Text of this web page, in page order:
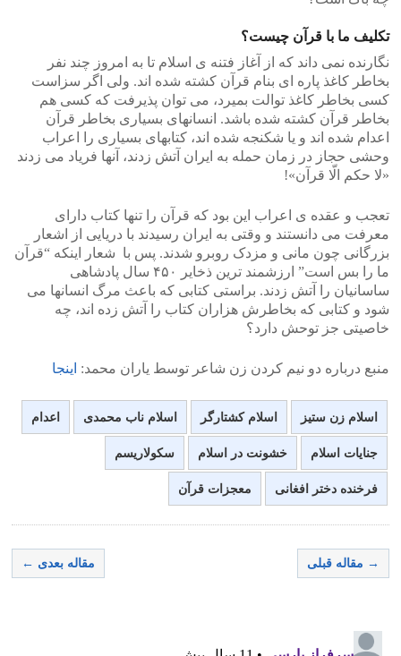
تکلیف ما با قرآن چیست؟
نگارنده نمی داند که از آغاز فتنه ی اسلام تا به امروز چند نفر
بخاطر کاغذ پاره ای بنام قرآن کشته شده اند. ولی اگر سزاست
کسی بخاطر کاغذ توالت بمیرد، می توان پذیرفت که کسی هم
بخاطر قرآن کشته شده باشد. انسانهای بسیاری بخاطر قرآن
اعدام شده اند و یا شکنجه شده اند، کتابهای بسیاری را اعراب
وحشی حجاز در زمان حمله به ایران آتش زدند، آنها فریاد می زدند
«لا حکم الّا قرآن»!
تعجب و عقده ی اعراب این بود که قرآن را تنها کتاب دارای
معرفت می دانستند و وقتی به ایران رسیدند با دریایی از اشعار
بزرگانی چون مانی و مزدک روبرو شدند. پس با شعار اینکه “قرآن
ما را بس است” ارزشمند ترین ذخایر ۴۵۰ سال پادشاهی
ساسانیان را آتش زدند. براستی کتابی که باعث مرگ انسانها می
شود و کتابی که بخاطرش هزاران کتاب را آتش زده اند، چه
خاصیتی جز توحش دارد؟
منبع درباره دو نیم کردن زن شاعر توسط یاران محمد: اینجا
اسلام زن ستیز اسلام کشتارگر اسلام ناب محمدی اعدام
جنایات اسلام خشونت در اسلام سکولاریسم
فرخنده دختر افغانی معجزات قرآن
→ مقاله قبلی مقاله بعدی ←